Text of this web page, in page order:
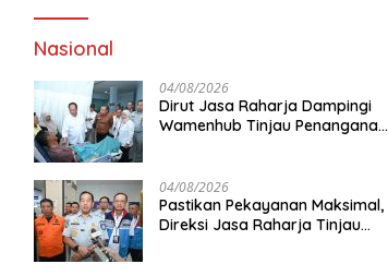
Nasional
04/08/2026
Dirut Jasa Raharja Dampingi
Wamenhub Tinjau Penanganan
04/08/2026
Pastikan Pekayanan Maksimal,
Direksi Jasa Raharja Tinjau